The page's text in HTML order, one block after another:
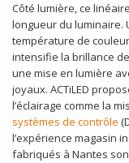
Côté lumière, ce
longueur du luminaire.
température de
intensifie la brillance de
une mise en lumière
joyaux. ACTiLED
l’éclairage comme la
systèmes de contrôle
l’expérience magasin
fabriqués à Nantes